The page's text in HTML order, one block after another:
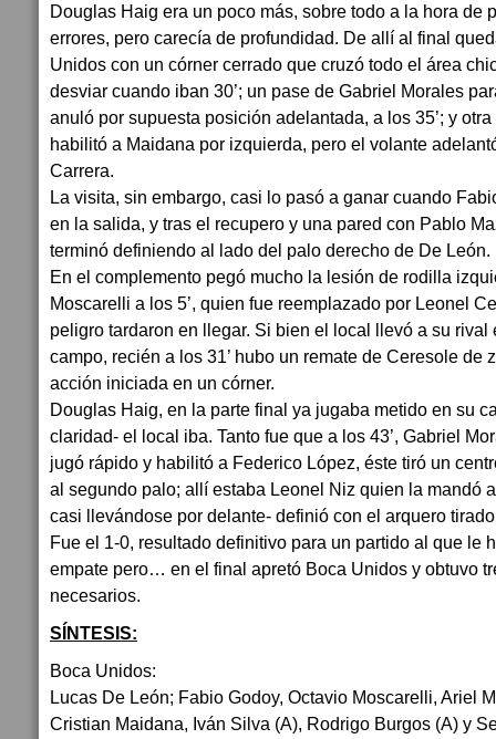
Douglas Haig era un poco más, sobre todo a la hora de
errores, pero carecía de profundidad. De allí al final
Unidos con un córner cerrado que cruzó todo el área
desviar cuando iban 30’; un pase de Gabriel Morales
anuló por supuesta posición adelantada, a los 35’; y
habilitó a Maidana por izquierda, pero el volante
Carrera.
La visita, sin embargo, casi lo pasó a ganar cuando
en la salida, y tras el recupero y una pared con Pablo
terminó definiendo al lado del palo derecho de De León.
En el complemento pegó mucho la lesión de rodilla
Moscarelli a los 5’, quien fue reemplazado por Leonel
peligro tardaron en llegar. Si bien el local llevó a su rival
campo, recién a los 31’ hubo un remate de Ceresole de
acción iniciada en un córner.
Douglas Haig, en la parte final ya jugaba metido en su
claridad- el local iba. Tanto fue que a los 43’, Gabriel
jugó rápido y habilitó a Federico López, éste tiró un
al segundo palo; allí estaba Leonel Niz quien la mandó
casi llevándose por delante- definió con el arquero
Fue el 1-0, resultado definitivo para un partido al que le
empate pero… en el final apretó Boca Unidos y obtuvo
necesarios.
SÍNTESIS:
Boca Unidos:
Lucas De León; Fabio Godoy, Octavio Moscarelli, Ariel
Cristian Maidana, Iván Silva (A), Rodrigo Burgos (A) y